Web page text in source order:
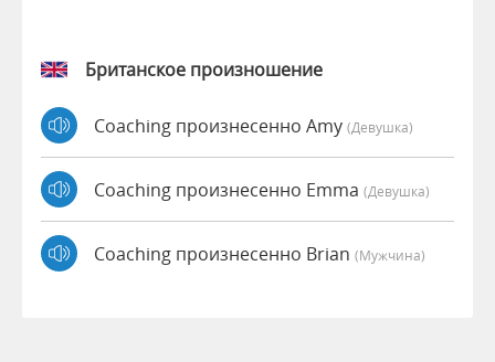
Британское произношение
Coaching произнесенно Amy (девушка)
Coaching произнесенно Emma (девушка)
Coaching произнесенно Brian (мужчина)